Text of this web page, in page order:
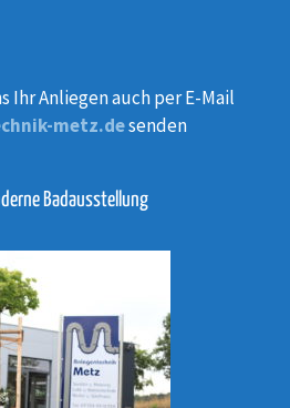
Ihr Anliegen auch per E-Mail
metz.desenden
Badausstellung